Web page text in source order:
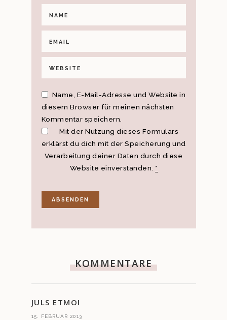
Name, E-Mail-Adresse und Website in
diesem Browser für meinen nächsten
Kommentar speichern.
Mit der Nutzung dieses Formulars
erklärst du dich mit der Speicherung und
Verarbeitung deiner Daten durch diese
Website einverstanden. *
KOMMENTARE
JULS ETMOI
15. FEBRUAR 2013